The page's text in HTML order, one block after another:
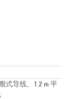
式导线、1.2 m 平